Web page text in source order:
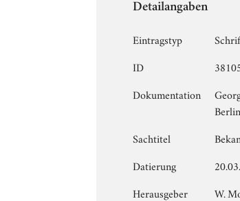
Detailangaben
Eintragstyp
ID
Dokumentation
Berlin
Sachtitel
Datierung
Herausgeber
W.